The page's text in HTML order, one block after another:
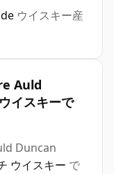
ウイスキー産
Auld
イスキーで
Duncan
ウイスキー で